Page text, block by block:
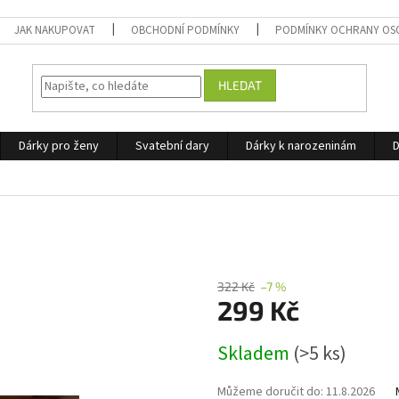
JAK NAKUPOVAT OBCHODNÍ PODMÍNKY PODMÍNKY OCHRANY
HLEDAT
Dárky pro ženy Svatební dary Dárky k narozeninám
322 Kč –7 %
299 Kč
cena:
Skladem (>5 ks)
Můžeme doručit do: 11.8.2026